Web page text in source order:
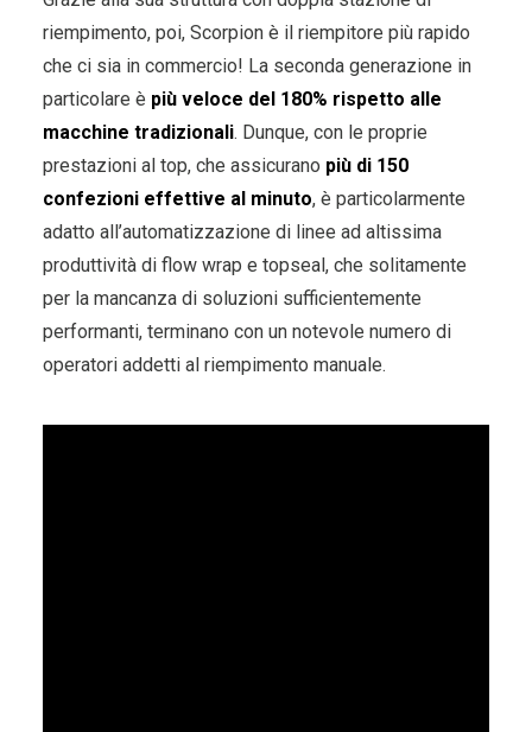
riempimento, poi, Scorpion è il riempitore più rapido
che ci sia in commercio! La seconda generazione in
particolare è più veloce del 180% rispetto alle
macchine tradizionali. Dunque, con le proprie
prestazioni al top, che assicurano più di 150
confezioni effettive al minuto, è particolarmente
adatto all’automatizzazione di linee ad altissima
produttività di flow wrap e topseal, che solitamente
per la mancanza di soluzioni sufficientemente
performanti, terminano con un notevole numero di
operatori addetti al riempimento manuale.